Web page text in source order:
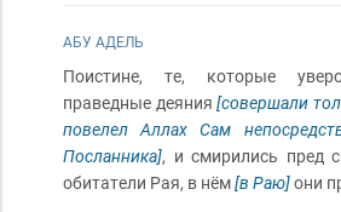
АБУ АДЕЛЬ
Поистине, те, которые
праведные деяния[совершали
повелел Аллах Сам
Посланника], и смирились пред
обитатели Рая, в нём[в Раю]они